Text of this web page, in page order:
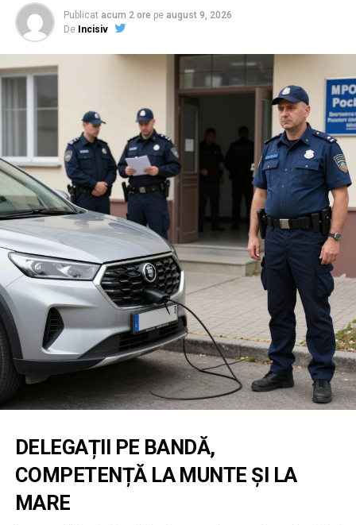
Publicat acum 2 ore pe august 9, 2026
De Incisiv
DELEGAȚII PE BANDĂ,
COMPETENȚĂ LA MUNTE ȘI LA
MARE